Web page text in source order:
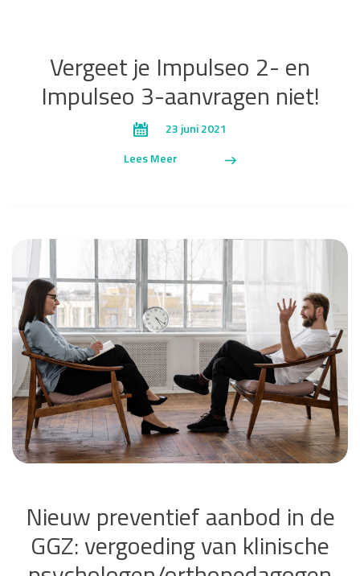
Vergeet je Impulseo 2- en
Impulseo 3-aanvragen niet!
23 juni 2021
Lees Meer
Nieuw preventief aanbod in de
GGZ: vergoeding van klinische